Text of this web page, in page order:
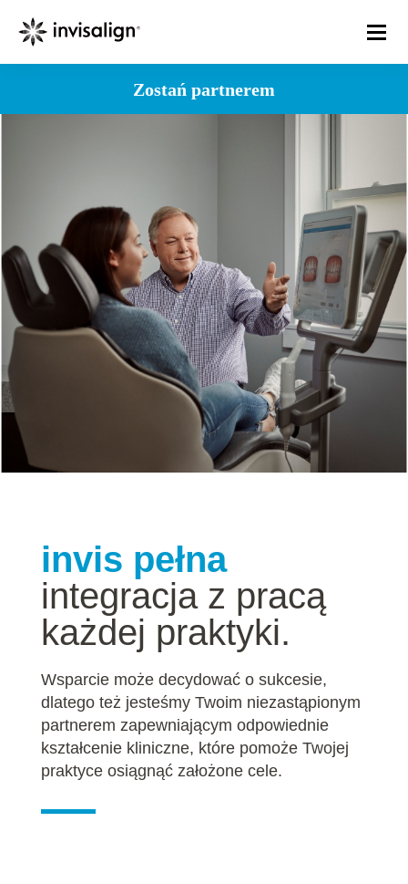
Zostań partnerem
invis pełna
integracja z pracą
każdej praktyki.
Wsparcie może decydować o sukcesie,
dlatego też jesteśmy Twoim niezastąpionym
partnerem zapewniającym odpowiednie
kształcenie kliniczne, które pomoże Twojej
praktyce osiągnąć założone cele.